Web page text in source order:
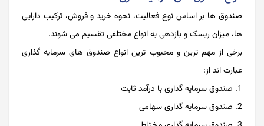
صندوق ها بر اساس نوع فعالیت، نحوه خرید و فروش، ترکیب دارایی‌
ها، میزان ریسک و بازدهی به انواع مختلفی تقسیم می ‌شوند.
برخی از مهم ترین و محبوب ترین انواع صندوق های سرمایه گذاری
عبارت اند از:
صندوق سرمایه گذاری با درآمد ثابت
صندوق سرمایه گذاری سهامی